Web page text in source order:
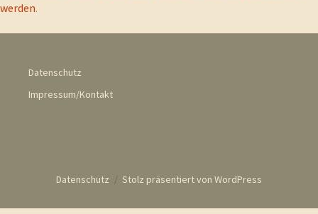
werden.
Datenschutz
Impressum/Kontakt
Datenschutz Stolz präsentiert von WordPress